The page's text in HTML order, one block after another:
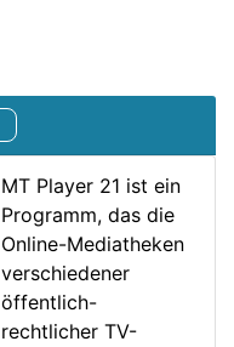
MT Player 21 ist ein
Programm, das die
Online-Mediatheken
verschiedener
öffentlich-
rechtlicher TV-